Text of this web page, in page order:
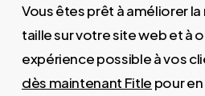
Vous êtes prêt à améliorer
taille sur votre site web et à
expérience possible à vos
dès maintenant Fitle pour en